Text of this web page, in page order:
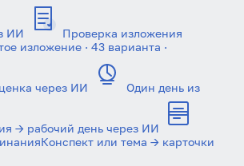
ИИ
Проверка изложения
изложение · 43 варианта ·
через ИИ Один день из
→ рабочий день через ИИ
Конспект или тема → карточки